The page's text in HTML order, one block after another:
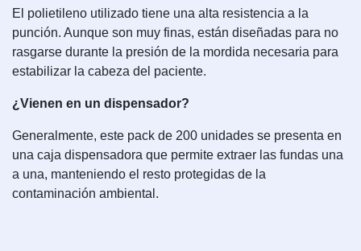
El polietileno utilizado tiene una alta resistencia a la
punción. Aunque son muy finas, están diseñadas para no
rasgarse durante la presión de la mordida necesaria para
estabilizar la cabeza del paciente.
¿Vienen en un dispensador?
Generalmente, este pack de 200 unidades se presenta en
una caja dispensadora que permite extraer las fundas una
a una, manteniendo el resto protegidas de la
contaminación ambiental.